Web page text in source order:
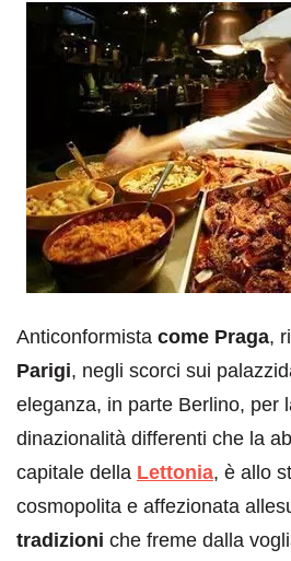
Anticonformista come Praga,
Parigi, negli scorci sui
eleganza, in parte Berlino, per
dinazionalità differenti che la
capitale della Lettonia, è allo
cosmopolita e affezionata
tradizioni che freme dalla